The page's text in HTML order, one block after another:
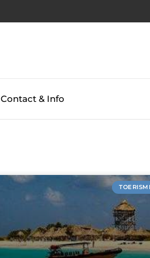
Contact & Info